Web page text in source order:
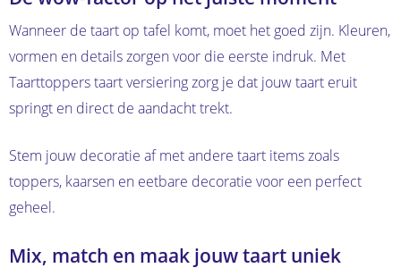
Wanneer de taart op tafel komt, moet het goed zijn. Kleuren,
vormen en details zorgen voor die eerste indruk. Met
Taarttoppers taart versiering zorg je dat jouw taart eruit
springt en direct de aandacht trekt.
Stem jouw decoratie af met andere taart items zoals
toppers, kaarsen en eetbare decoratie voor een perfect
geheel.
Mix, match en maak jouw taart uniek